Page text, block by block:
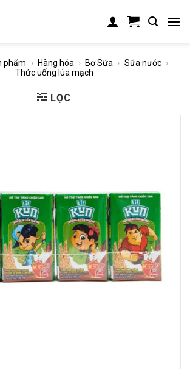
phẩm › Hàng hóa › Bơ Sữa › Sữa nước ›
Thức uống lúa mạch
LỌC